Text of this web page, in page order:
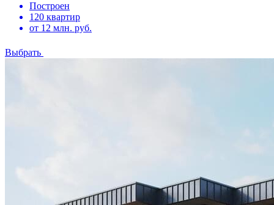
Построен
120 квартир
от 12 млн. руб.
Выбрать